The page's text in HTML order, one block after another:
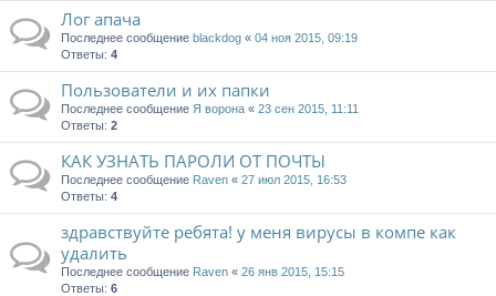
Лог апача
Последнее сообщение blackdog « 04 ноя 2015, 09:19
Ответы: 4
Пользователи и их папки
Последнее сообщение Я ворона « 23 сен 2015, 11:11
Ответы: 2
КАК УЗНАТЬ ПАРОЛИ ОТ ПОЧТЫ
Последнее сообщение Raven « 27 июл 2015, 16:53
Ответы: 4
здравствуйте ребята! у меня вирусы в компе как
удалить
Последнее сообщение Raven « 26 янв 2015, 15:15
Ответы: 6